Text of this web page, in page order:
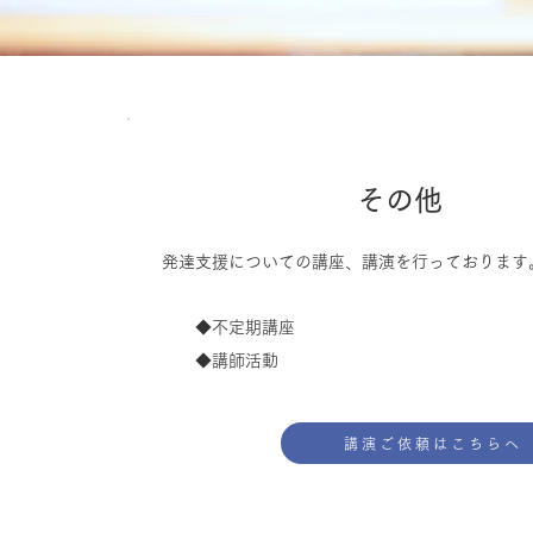
その他
発達支援についての講座、講演を行っております
◆不定期講座
​ ◆講師活動
講演ご依頼はこちらへ